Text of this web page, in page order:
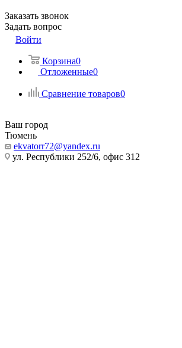
Заказать звонок
Задать вопрос
Войти
Корзина0
Отложенные0
Сравнение товаров0
Ваш город
Тюмень
ekvatorr72@yandex.ru
ул. Республики 252/6, офис 312